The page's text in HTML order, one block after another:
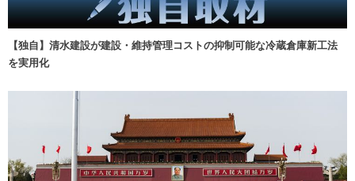
【独自】清水建設が建設・維持管理コストの抑制可能な冷蔵倉庫新工法
を実用化